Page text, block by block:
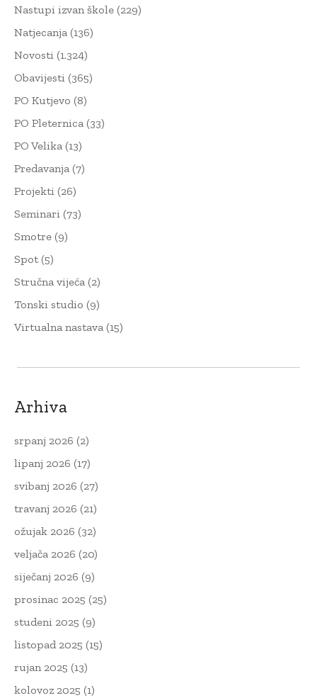
Nastupi izvan škole (229)
Natjecanja (136)
Novosti (1.324)
Obavijesti (365)
PO Kutjevo (8)
PO Pleternica (33)
PO Velika (13)
Predavanja (7)
Projekti (26)
Seminari (73)
Smotre (9)
Spot(5)
Stručna vijeća (2)
Tonski studio (9)
Virtualna nastava (15)
Arhiva
srpanj 2026 (2)
lipanj 2026 (17)
svibanj 2026 (27)
travanj 2026 (21)
ožujak 2026 (32)
veljača 2026 (20)
siječanj 2026 (9)
prosinac 2025 (25)
studeni 2025 (9)
listopad 2025 (15)
rujan 2025 (13)
kolovoz 2025 (1)